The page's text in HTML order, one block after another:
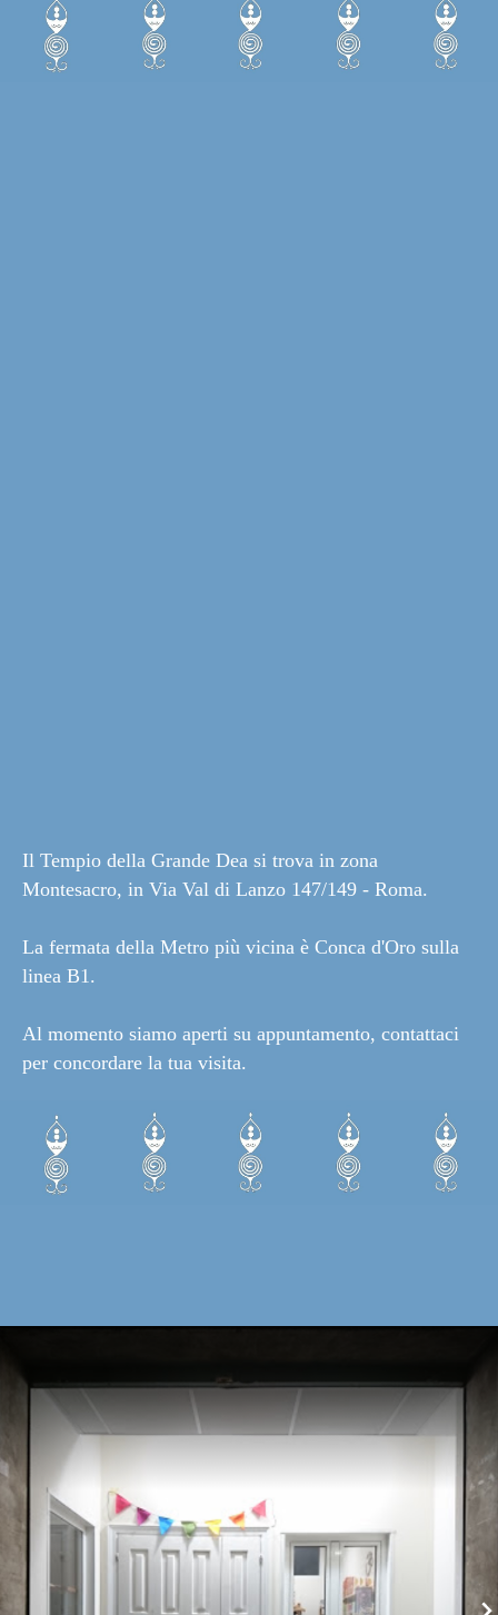
Il Tempio della Grande Dea si trova in zona
Montesacro, in Via Val di Lanzo 147/149 - Roma.
La fermata della Metro più vicina è Conca d'Oro sulla
linea B1.
Al momento siamo aperti su appuntamento, contattaci
per concordare la tua visita.